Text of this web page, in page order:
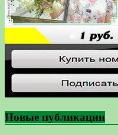
Новые публикации